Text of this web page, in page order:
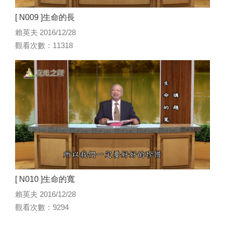
[ N009 ]生命的長
賴英夫 2016/12/28
觀看次數：11318
[ N010 ]生命的寬
賴英夫 2016/12/28
觀看次數：9294